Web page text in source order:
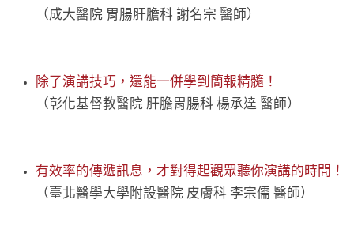
（成大醫院 胃腸肝膽科 謝名宗 醫師）
除了演講技巧，還能一併學到簡報精髓！
（彰化基督教醫院 肝膽胃腸科 楊承達 醫師）
有效率的傳遞訊息，才對得起觀眾聽你演講的時間！
（臺北醫學大學附設醫院 皮膚科 李宗儒 醫師）